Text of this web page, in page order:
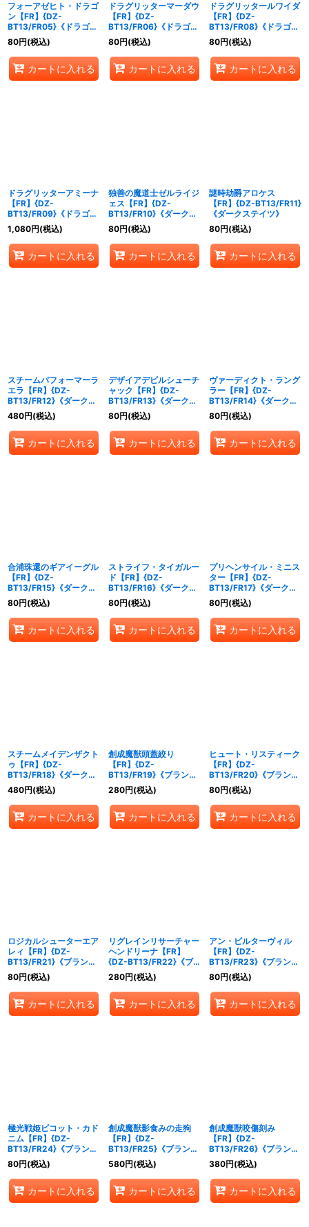
フォーアゼヒト・ドラゴ
ン【FR】{DZ-
BT13/FR05}《ドラゴン
エンパイア》
80円(税込)
カートに入れる
ドラグリッターマーダウ
【FR】{DZ-
BT13/FR06}《ドラゴン
エンパイア》
80円(税込)
カートに入れる
ドラグリッタールワイダ
【FR】{DZ-
BT13/FR08}《ドラゴン
エンパイア》
80円(税込)
カートに入れる
ドラグリッターアミーナ
【FR】{DZ-
BT13/FR09}《ドラゴン
エンパイア》
1,080円(税込)
カートに入れる
独善の魔道士ゼルライジ
ェス【FR】{DZ-
BT13/FR10}《ダークス
テイツ》
80円(税込)
カートに入れる
謎時劫爵アロケス
【FR】{DZ-BT13/FR11}
《ダークステイツ》
80円(税込)
カートに入れる
スチームパフォーマーラ
エラ【FR】{DZ-
BT13/FR12}《ダークス
テイツ》
480円(税込)
カートに入れる
デザイアデビルシューチ
ャック【FR】{DZ-
BT13/FR13}《ダークス
テイツ》
80円(税込)
カートに入れる
ヴァーディクト・ラング
ラー【FR】{DZ-
BT13/FR14}《ダークス
テイツ》
80円(税込)
カートに入れる
合浦珠還のギアイーグル
【FR】{DZ-
BT13/FR15}《ダークス
テイツ》
80円(税込)
カートに入れる
ストライフ・タイガルー
ド【FR】{DZ-
BT13/FR16}《ダークス
テイツ》
80円(税込)
カートに入れる
プリヘンサイル・ミニス
ター【FR】{DZ-
BT13/FR17}《ダークス
テイツ》
80円(税込)
カートに入れる
スチームメイデンザクト
ゥ【FR】{DZ-
BT13/FR18}《ダークス
テイツ》
480円(税込)
カートに入れる
創成魔獣頭蓋絞り
【FR】{DZ-
BT13/FR19}《ブラント
ゲート》
280円(税込)
カートに入れる
ヒュート・リスティーク
【FR】{DZ-
BT13/FR20}《ブラント
ゲート》
80円(税込)
カートに入れる
ロジカルシューターエア
レィ【FR】{DZ-
BT13/FR21}《ブラント
ゲート》
80円(税込)
カートに入れる
リグレインリサーチャー
ヘンドリーナ【FR】
{DZ-BT13/FR22}《ブ
ラントゲート》
280円(税込)
カートに入れる
アン・ビルターヴィル
【FR】{DZ-
BT13/FR23}《ブラント
ゲート》
80円(税込)
カートに入れる
極光戦姫ピコット・カド
ニム【FR】{DZ-
BT13/FR24}《ブラント
ゲート》
80円(税込)
カートに入れる
創成魔獣影食みの走狗
【FR】{DZ-
BT13/FR25}《ブラント
ゲート》
580円(税込)
カートに入れる
創成魔獣咬傷刻み
【FR】{DZ-
BT13/FR26}《ブラント
ゲート》
380円(税込)
カートに入れる